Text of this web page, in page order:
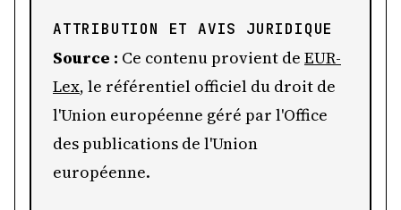
ATTRIBUTION ET AVIS JURIDIQUE
Source : Ce contenu provient de EUR-
Lex, le référentiel officiel du droit de
l'Union européenne géré par l'Office
des publications de l'Union
européenne.